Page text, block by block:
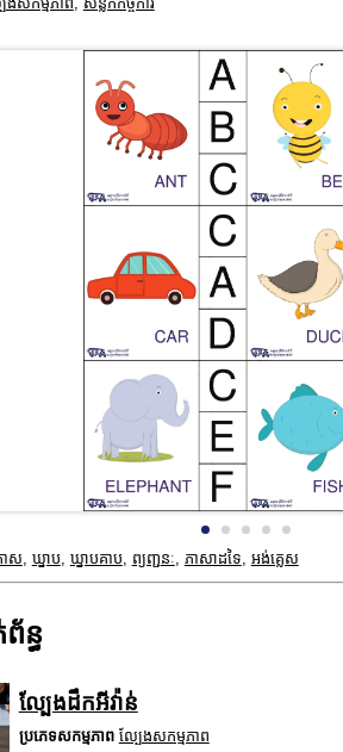
ាស ឃ្នាប, ឃ្នាបគាប, ព្យញ្ជនៈ ភាសាដទៃ អង់គ្លេស
ន្ធ
ល្បែងដឹកអីវ៉ាន់
ប្រភេទសកម្មភាព ល្បែងសកម្មភាព